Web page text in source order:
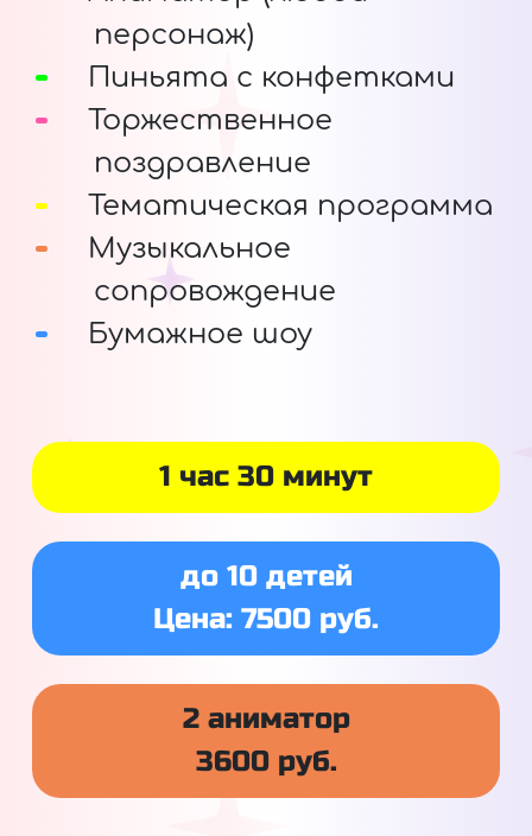
персонаж)
Пиньята с конфетками
Торжественное
поздравление
Тематическая программа
Музыкальное
сопровождение
Бумажное шоу
1 час 30 минут
до 10 детей
Цена: 7500 руб.
2 аниматор
3600 руб.